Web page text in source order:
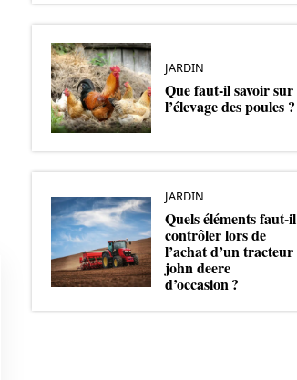
JARDIN
Que faut-il savoir sur
l’élevage des poules ?
JARDIN
Quels éléments faut-il
contrôler lors de
l’achat d’un tracteur
john deere
d’occasion ?